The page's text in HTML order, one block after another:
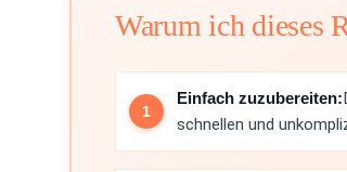
Warum ich dieses
Einfach zuzubereiten:
schnellen und